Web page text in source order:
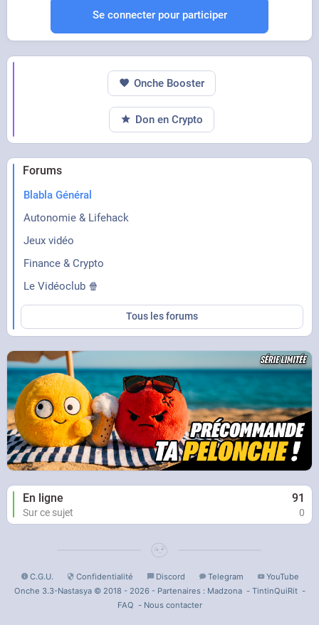
Se connecter pour participer
Forums
Blabla Général
Autonomie & Lifehack
Jeux vidéo
Finance & Crypto
Le Vidéoclub 🍿
Tous les forums
En ligne 91
Sur ce sujet 0
Onche Booster
Don en Crypto
C.G.U. Confidentialité Discord Telegram
YouTube
Onche 3.3-Nastasya © 2018 - 2026 - Partenaires : Madzona- TintinQuiRit-
FAQ - Nous contacter